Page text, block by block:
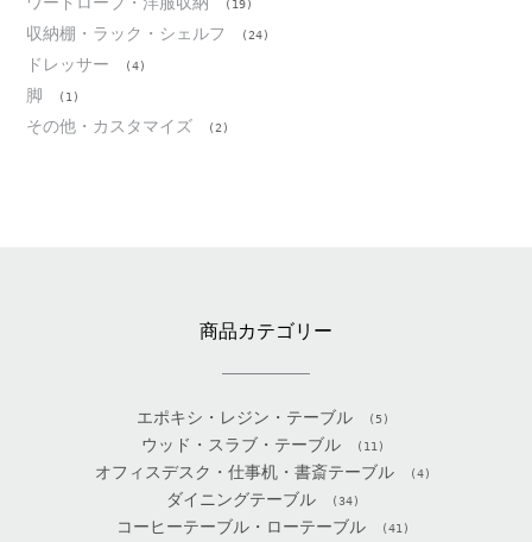
(19)
収納棚・ラック・シェルフ (24)
ドレッサー (4)
脚 (1)
その他・カスタマイズ (2)
商品カテゴリー
エポキシ・レジン・テーブル (5)
ウッド・スラブ・テーブル (11)
オフィスデスク・仕事机・書斎テーブル (4)
ダイニングテーブル (34)
コーヒーテーブル・ローテーブル (41)